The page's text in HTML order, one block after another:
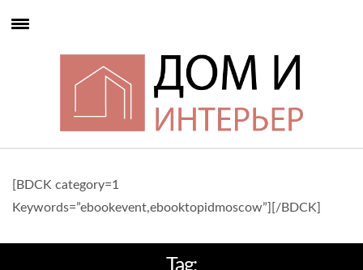
[BDCK category=1
Keywords=”ebookevent,ebooktopidmoscow”][/BDCK]
Tag: